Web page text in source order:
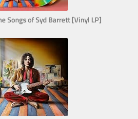
Songs of Syd Barrett [Vinyl LP]